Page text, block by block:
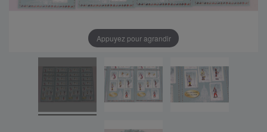
Appuyez pour agrandir